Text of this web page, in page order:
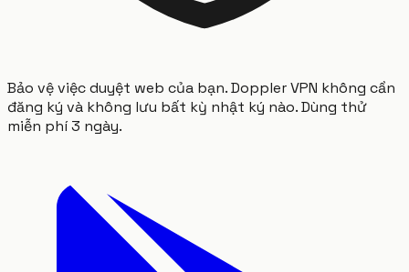
Bảo vệ việc duyệt web của bạn. Doppler VPN không cần
đăng ký và không lưu bất kỳ nhật ký nào. Dùng thử
miễn phí 3 ngày.